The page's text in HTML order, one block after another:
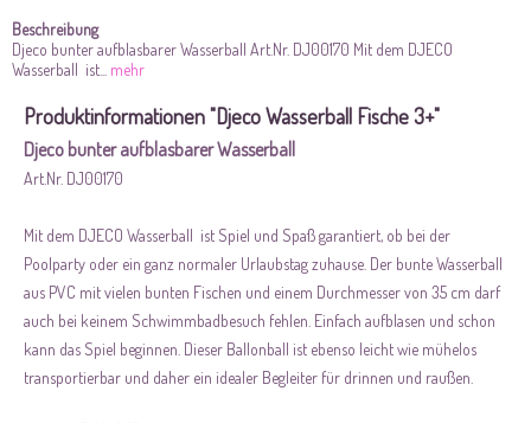
Beschreibung
Djeco bunter aufblasbarer Wasserball Art.Nr. DJ00170 Mit dem DJECO
Wasserball ist... mehr
Produktinformationen "Djeco Wasserball Fische 3+"
Djeco bunter aufblasbarer Wasserball
Art.Nr. DJ00170
Mit dem DJECO Wasserball ist Spiel und Spaß garantiert, ob bei der
Poolparty oder ein ganz normaler Urlaubstag zuhause. Der bunte Wasserball
aus PVC mit vielen bunten Fischen und einem Durchmesser von 35 cm darf
auch bei keinem Schwimmbadbesuch fehlen. Einfach aufblasen und schon
kann das Spiel beginnen. Dieser Ballonball ist ebenso leicht wie mühelos
transportierbar und daher ein idealer Begleiter für drinnen und raußen.